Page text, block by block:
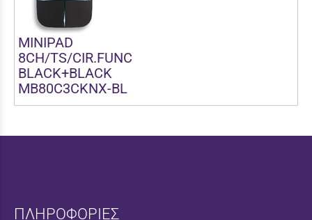
MINIPAD
8CH/TS/CIR.FUNC
BLACK+BLACK
MB80C3CKNX-BL
ΠΛΗΡΟΦΟΡΙΕΣ